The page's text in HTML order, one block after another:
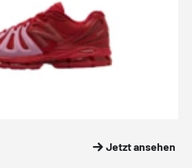
Jetzt ansehen